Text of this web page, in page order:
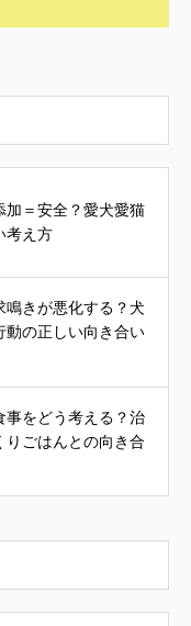
加＝安全？愛犬愛猫
考え方
鳴きが悪化する？犬
動の正しい向き合い
事をどう考える？治
りごはんとの向き合